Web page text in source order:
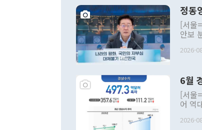
정동
[서울
안보
발언
주의
관의
관 부
관의
다. [정동영 통일부 장관이 지난달 23일 오후 서울 종로구 정부서울청사에
2026-
6월
[서울
어 역
료=한국은행] 한국은행이 6일
2026-